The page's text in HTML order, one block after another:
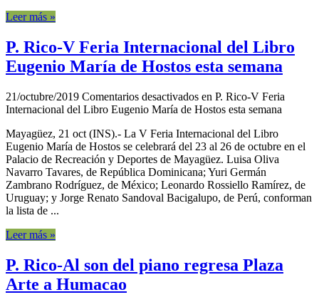
Leer más »
P. Rico-V Feria Internacional del Libro
Eugenio María de Hostos esta semana
21/octubre/2019 Comentarios desactivados en P. Rico-V Feria
Internacional del Libro Eugenio María de Hostos esta semana
Mayagüez, 21 oct (INS).- La V Feria Internacional del Libro
Eugenio María de Hostos se celebrará del 23 al 26 de octubre en el
Palacio de Recreación y Deportes de Mayagüez. Luisa Oliva
Navarro Tavares, de República Dominicana; Yuri Germán
Zambrano Rodríguez, de México; Leonardo Rossiello Ramírez, de
Uruguay; y Jorge Renato Sandoval Bacigalupo, de Perú, conforman
la lista de ...
Leer más »
P. Rico-Al son del piano regresa Plaza
Arte a Humacao